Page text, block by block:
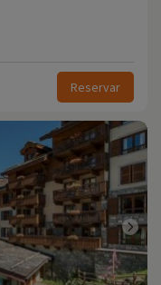
Reservar